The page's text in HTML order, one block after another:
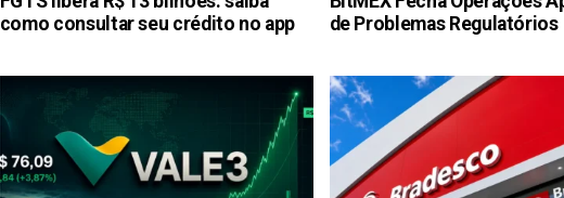
como consultar seu crédito no app
de Problemas Regulatórios